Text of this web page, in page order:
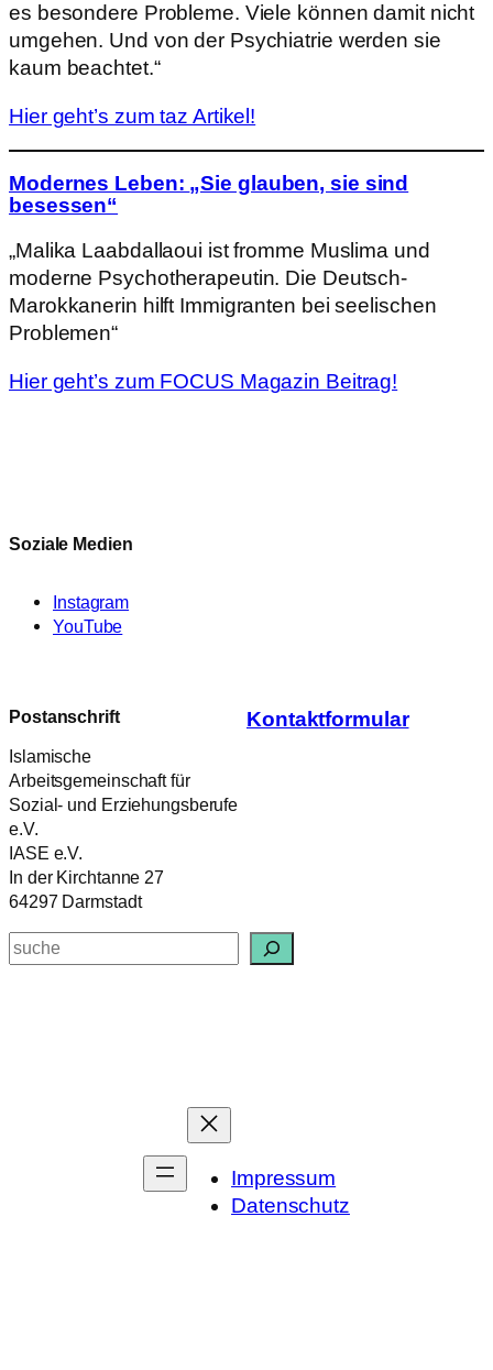
es besondere Probleme. Viele können damit nicht
umgehen. Und von der Psychiatrie werden sie
kaum beachtet.“
Hier geht’s zum taz Artikel!
Modernes Leben: „Sie glauben, sie sind
besessen“
„Malika Laabdallaoui ist fromme Muslima und
moderne Psychotherapeutin. Die Deutsch-
Marokkanerin hilft Immigranten bei seelischen
Problemen“
Hier geht’s zum FOCUS Magazin Beitrag!
Soziale Medien
Instagram
YouTube
Postanschrift
Islamische
Arbeitsgemeinschaft für
Sozial- und Erziehungsberufe
e.V.
IASE e.V.
In der Kirchtanne 27
64297 Darmstadt
Kontaktformular
Suchen
Impressum
Datenschutz